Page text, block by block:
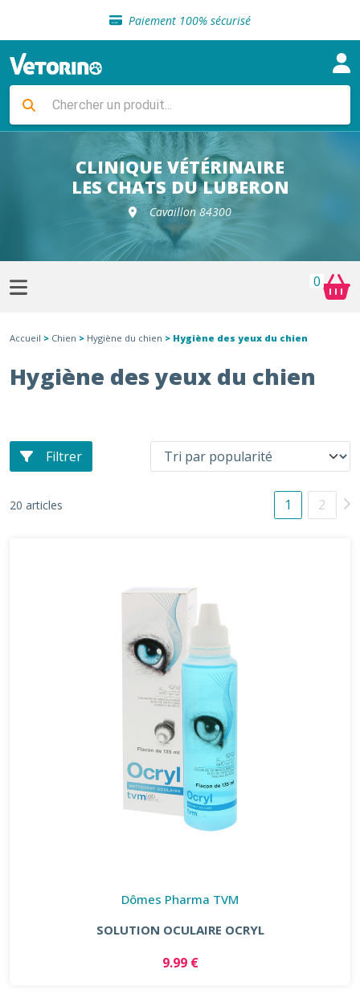
Paiement 100% sécurisé
Livraison gratuite en clinique vétérinaire
Sélection de croquettes vétérinaire
Livraison gratuite en clinique vétérinaire
Retour gratuit en clinique
Sélection de croquettes vétérinaire
CLINIQUE VÉTÉRINAIRE
LES CHATS DU LUBERON
Cavaillon 84300
0
Accueil > Chien > Hygiène du chien > Hygiène des yeux du chien
Hygiène des yeux du chien
Filtrer
20 articles 1 2
Dômes Pharma TVM
SOLUTION OCULAIRE OCRYL
9.99 €